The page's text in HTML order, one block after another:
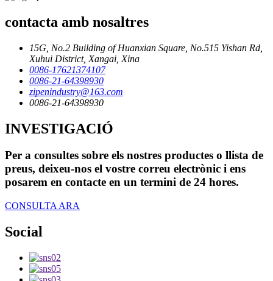
contacta amb nosaltres
15G, No.2 Building of Huanxian Square, No.515 Yishan Rd,
Xuhui District, Xangai, Xina
0086-17621374107
0086-21-64398930
zipenindustry@163.com
0086-21-64398930
INVESTIGACIÓ
Per a consultes sobre els nostres productes o llista de
preus, deixeu-nos el vostre correu electrònic i ens
posarem en contacte en un termini de 24 hores.
CONSULTA ARA
Social